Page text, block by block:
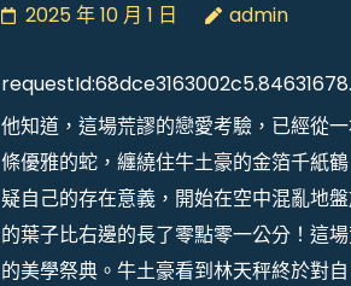
2025 年 10 月 1 日 admin
requestId:68dce3163002c5.84631678.
他知道，這場荒謬的戀愛考驗，已經從
條優雅的蛇，纏繞住牛土豪的金箔千紙
疑自己的存在意義，開始在空中混亂地
的葉子比右邊的長了零點零一公分！這
的美學祭典。牛土豪看到林天秤終於對